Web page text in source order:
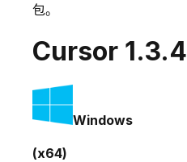
包。
Cursor 1.3.4
Windows
(x64)